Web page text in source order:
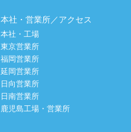
本社・営業所／アクセス
本社・工場
東京営業所
福岡営業所
延岡営業所
日向営業所
日南営業所
鹿児島工場・営業所